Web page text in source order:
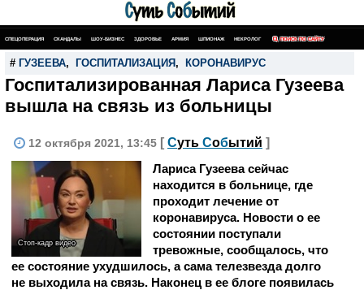
СПЕЦОПЕРАЦИЯ СКАНДАЛЫ ШОУ-БИЗНЕС ЗДОРОВЬЕ АРМИЯ ШПИОНАЖ НЕКРОЛОГ ПОИСК ПО САЙТУ
# ГУЗЕЕВА, ГОСПИТАЛИЗАЦИЯ , КОРОНАВИРУС
Госпитализированная Лариса Гузеева
вышла на связь из больницы
12 октября 2021, 13:45 [ Суть Событий ]
Стоп-кадр видео
Лариса Гузеева сейчас
находится в больнице, где
проходит лечение от
коронавируса. Новости о ее
состоянии поступали
тревожные, сообщалось, что
ее состояние ухудшилось, а сама телезвезда долго
не выходила на связь. Наконец в ее блоге появилась